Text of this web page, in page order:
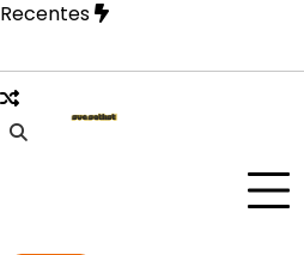
Skip
content
Recentes
fase mais íntima em novo EP